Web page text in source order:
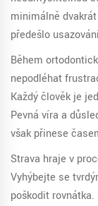
minimálně
předešlo
Během
nepodléhat
Každý člověk je
Pevná víra a
však přinese
Strava hraje v
Vyhýbejte se
poškodit